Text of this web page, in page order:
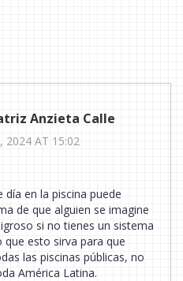
Anzieta Calle
2024 AT 15:02
en la piscina puede
de que alguien se imagine
si no tienes un sistema
esto sirva para que
las piscinas públicas, no
América Latina.